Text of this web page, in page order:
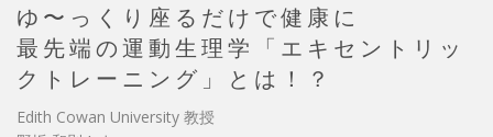
ゆ〜っくり座るだけで健康に
最先端の運動生理学「エキセントリッ
クトレーニング」とは！？
Edith Cowan University 教授